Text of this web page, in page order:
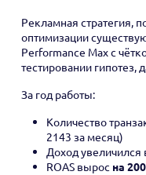
Рекламная стратегия,
оптимизации
Performance Max с
тестировании гипотез,
За год работы:
Количество
2143 за месяц)
Доход увеличился
ROAS вырос на